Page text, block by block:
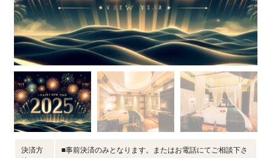
決済方
■事前決済のみとなります。またはお電話にてご相談下さ